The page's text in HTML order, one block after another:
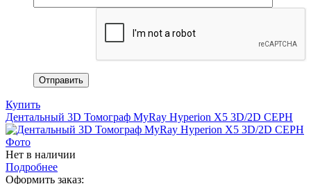
Купить
Дентальный 3D Томограф MyRay Hyperion X5 3D/2D CEPH
Нет в наличии
Подробнее
Оформить заказ: